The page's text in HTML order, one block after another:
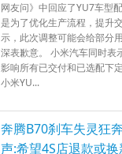
网友问》中回应了YU7车型
是为了优化生产流程，提升
示，此次调整可能会给部分
深表歉意。 小米汽车同时表
影响所有已交付和已选配下
小米YU...
奔腾B70刹车失灵狂
声:希望4S店退款或